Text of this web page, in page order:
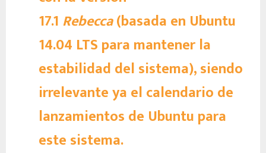
17.1 Rebecca(basada en Ubuntu
14.04 LTS para mantener la
estabilidad del sistema), siendo
irrelevante ya el calendario de
lanzamientos de Ubuntu para
este sistema.